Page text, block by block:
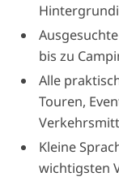
bis zu
Alle
Touren,
Kleine
wichtigsten